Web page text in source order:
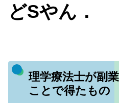
どSやん．
理学療法士が副
ことで得たもの